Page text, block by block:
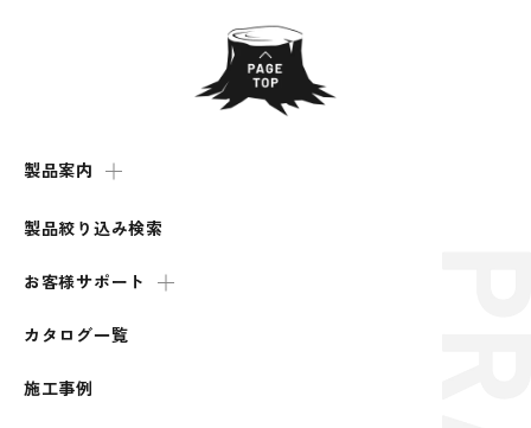
製品案内
製品絞り込み検索
お客様サポート
カタログ一覧
施工事例